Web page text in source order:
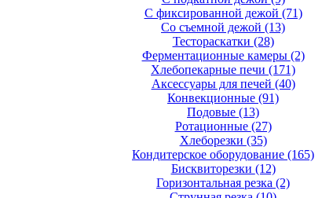
С фиксированной дежой (71)
Со съемной дежой (13)
Тестораскатки (28)
Ферментационные камеры (2)
Хлебопекарные печи (171)
Аксессуары для печей (40)
Конвекционные (91)
Подовые (13)
Ротационные (27)
Хлеборезки (35)
Кондитерское оборудование (165)
Бисквиторезки (12)
Горизонтальная резка (2)